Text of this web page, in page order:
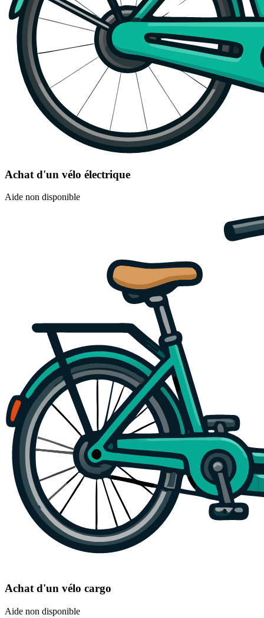
Achat d'un vélo électrique
Aide non disponible
Achat d'un vélo cargo
Aide non disponible